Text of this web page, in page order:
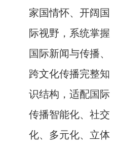
家国情怀、开阔国
际视野，系统掌握
国际新闻与传播、
跨文化传播完整知
识结构，适配国际
传播智能化、社交
化、多元化、立体